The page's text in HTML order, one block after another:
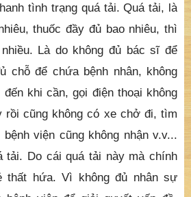
tình trạng quá tải. Quá tải, là
thuốc đầy đủ bao nhiêu, thì
Là do không đủ bác sĩ để
chỗ để chứa bệnh nhân, không
khi cần, gọi điện thoại không
rồi cũng không có xe chở đi, tìm
viện cũng không nhận v.v...
tải. Do cái quá tải này mà chính
thất hứa. Vì không đủ nhân sự